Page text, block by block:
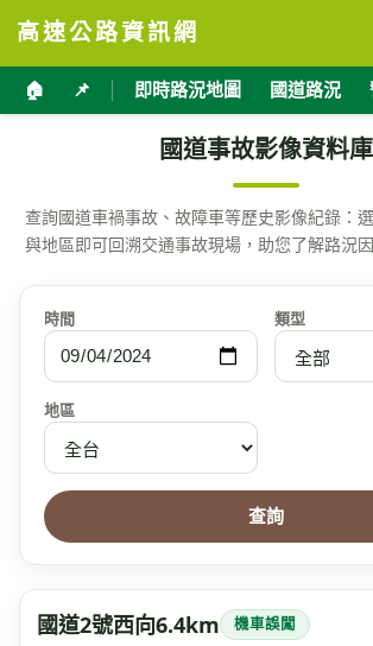
高速公路資訊網
🏠 📌 即時路況地圖 國道路況
國道事故影像資料庫
查詢國道車禍事故、故障車等歷史影像紀錄：
與地區即可回溯交通事故現場，助您了解路況
時間 類型
地區
查詢
國道2號西向6.4km 機車誤闖